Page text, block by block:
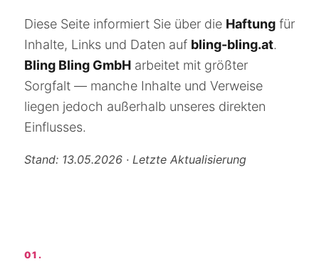
Diese Seite informiert Sie über die Haftung für
Inhalte, Links und Daten auf bling-bling.at.
Bling Bling GmbH arbeitet mit größter
Sorgfalt — manche Inhalte und Verweise
liegen jedoch außerhalb unseres direkten
Einflusses.
Stand: 13.05.2026 · Letzte Aktualisierung
01.